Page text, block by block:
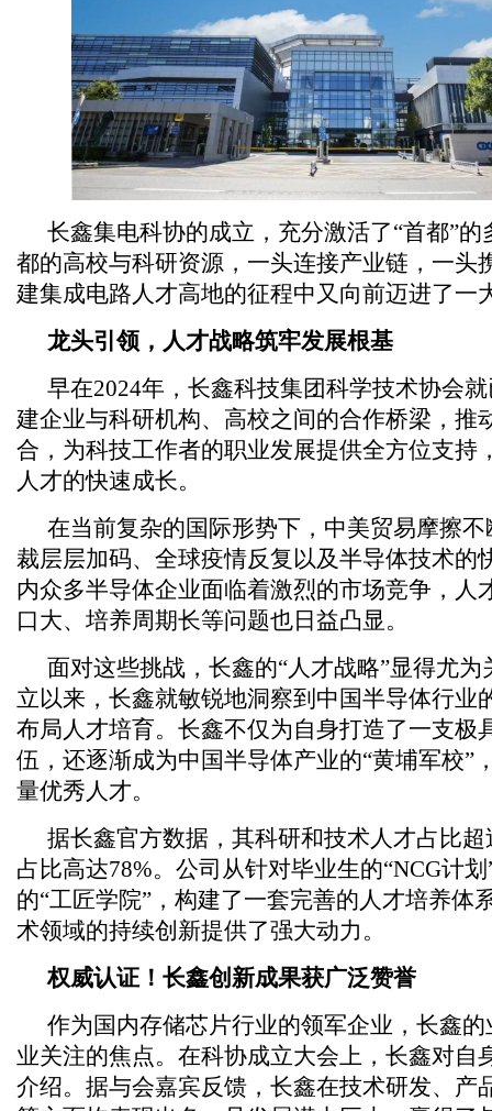
长鑫集电科协的成立，充分激活了“首都”
都的高校与科研资源，一头连接产业链，一头
建集成电路人才高地的征程中又向前迈进了一
龙头引领，人才战略筑牢发展根基
早在2024年，长鑫科技集团科学技术协会
建企业与科研机构、高校之间的合作桥梁，推
合，为科技工作者的职业发展提供全方位支持
人才的快速成长。
在当前复杂的国际形势下，中美贸易摩擦
裁层层加码、全球疫情反复以及半导体技术的
内众多半导体企业面临着激烈的市场竞争，人
口大、培养周期长等问题也日益凸显。
面对这些挑战，长鑫的“人才战略”显得尤为
立以来，长鑫就敏锐地洞察到中国半导体行业
布局人才培育。长鑫不仅为自身打造了一支极
伍，还逐渐成为中国半导体产业的“黄埔军校”
量优秀人才。
据长鑫官方数据，其科研和技术人才占比超
占比高达78%。公司从针对毕业生的“NCG计
的“工匠学院”，构建了一套完善的人才培养体
术领域的持续创新提供了强大动力。
权威认证！长鑫创新成果获广泛赞誉
作为国内存储芯片行业的领军企业，长鑫
业关注的焦点。在科协成立大会上，长鑫对自
介绍。据与会嘉宾反馈，长鑫在技术研发、产